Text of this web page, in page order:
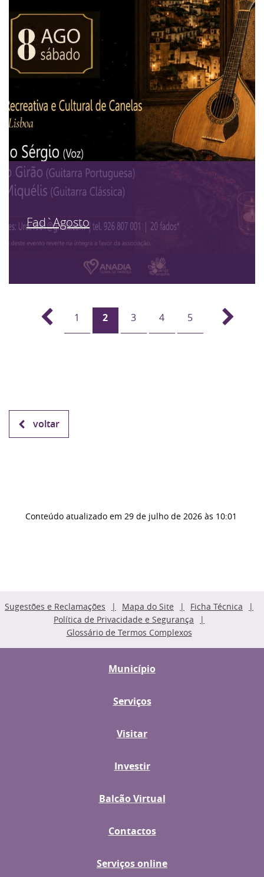
Fad`Agosto
1 2 3 4 5
voltar
Conteúdo atualizado em 29 de julho de 2026 às 10:01
Sugestões e Reclamações Mapa do Site
Ficha Técnica
Política de Privacidade e Segurança
Glossário de Termos Complexos
Município
Serviços
Visitar
Investir
Balcão Virtual
Contactos
Serviços online